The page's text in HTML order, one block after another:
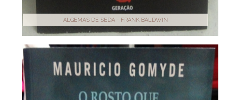
ALGEMAS DE SEDA - FRANK BALDWIN